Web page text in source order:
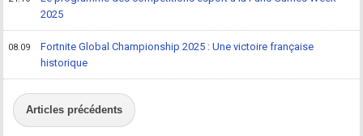
2025
08.09
Fortnite Global Championship 2025 : Une victoire française
historique
Articles précédents